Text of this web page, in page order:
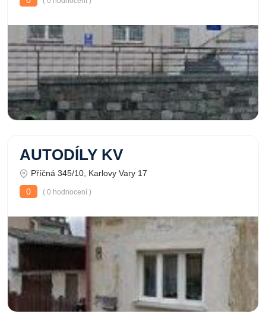
AUTODÍLY KV
Příčná 345/10, Karlovy Vary 17
0
( 0 hodnocení )